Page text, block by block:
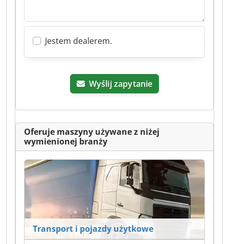
Jestem dealerem.
Wyślij zapytanie
Oferuje maszyny używane z niżej
wymienionej branży
Transport i pojazdy użytkowe